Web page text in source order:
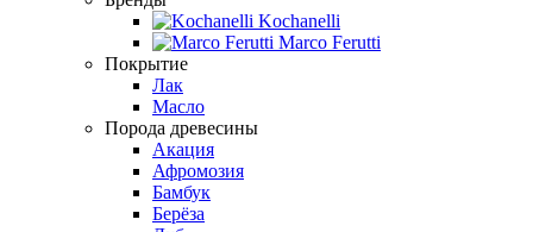
Kochanelli
Marco Ferutti
Покрытие
Лак
Масло
Порода древесины
Акация
Афромозия
Бамбук
Берёза